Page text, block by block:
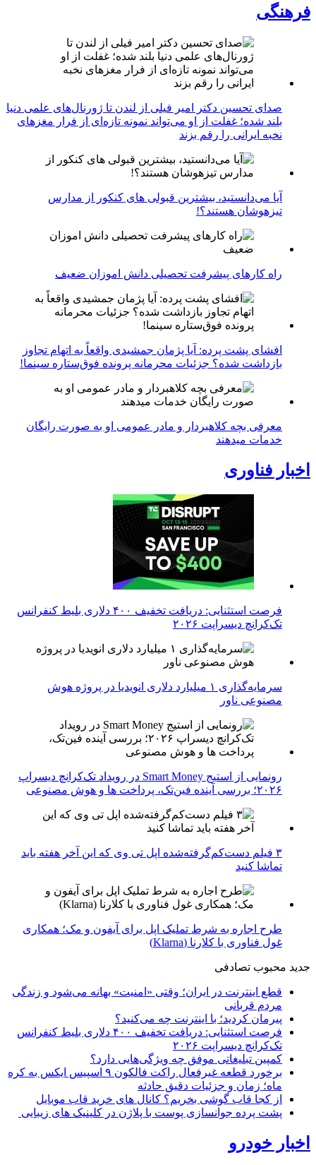
فرهنگی
صدای تحسین دکتر امیر فیلی از لندن تا ژورنال‌های علمی دنیا
بلند شده؛ غفلت از او می‌تواند نمونه تازه‌ای از فرار مغزهای
نخبه ایرانی را رقم بزند
آیا می‌دانستید، بیشترین قبولی های کنکور از مدارس
تیزهوشان هستند؟!
راه کارهای پیشرفت تحصیلی دانش اموزان ضعیف
افشای پشت پرده: آیا پژمان جمشیدی واقعاً به اتهام تجاوز
بازداشت شده؟ جزئیات محرمانه پرونده فوق‌ستاره سینما!
معرفی بچه کلاهبردار و مادر عمومی او به صورت رایگان
خدمات میدهند
اخبار فناوری
فرصت استثنایی: دریافت تخفیف ۴۰۰ دلاری بلیط کنفرانس
تک‌کرانچ دیسراپت ۲۰۲۶
سرمایه‌گذاری ۱ میلیارد دلاری انویدیا در پروژه هوش
مصنوعی ناور
رونمایی از استیج Smart Money در رویداد تک‌کرانچ دیسراپ
۲۰۲۶؛ بررسی آینده فین‌تک، پرداخت‌ ها و هوش مصنوعی
۳ فیلم دست‌کم‌گرفته‌شده اپل تی وی که این آخر هفته باید
تماشا کنید
طرح اجاره به شرط تملیک اپل برای آیفون و مک؛ همکاری
غول فناوری با کلارنا (Klarna)
جدید محبوب تصادفی
قطع اینترنت در ایران؛ وقتی «امنیت» بهانه می‌شود و زندگی
مردم قربانی
پیرمان کردید؛ با اینترنت چه می‌کنید؟
فرصت استثنایی: دریافت تخفیف ۴۰۰ دلاری بلیط کنفرانس
تک‌کرانچ دیسراپت ۲۰۲۶
کمپین تبلیغاتی موفق چه ویژگی‌هایی دارد؟
برخورد قطعه غیرفعال راکت فالکون ۹ اسپیس ایکس به کره
ماه؛ زمان و جزئیات دقیق حادثه
از کجا قاب گوشی بخریم؟ کانال های خرید قاب موبایل
پشت پرده جوانسازی پوست با پلاژن در کلینیک های زیبایی
اخبار خودرو